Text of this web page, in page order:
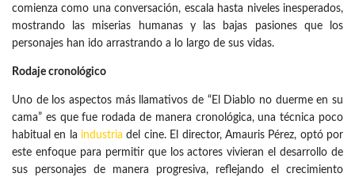
comienza como una conversación, escala hasta niveles inesperados,
mostrando las miserias humanas y las bajas pasiones que los
personajes han ido arrastrando a lo largo de sus vidas.
Rodaje cronológico
Uno de los aspectos más llamativos de “El Diablo no duerme en su
cama” es que fue rodada de manera cronológica, una técnica poco
habitual en la industria del cine. El director, Amauris Pérez, optó por
este enfoque para permitir que los actores vivieran el desarrollo de
sus personajes de manera progresiva, reflejando el crecimiento